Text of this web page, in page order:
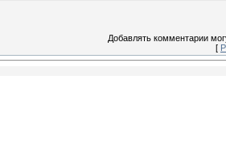
Добавлять комментарии
[